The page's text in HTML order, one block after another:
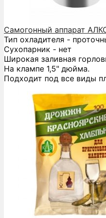
Самогонный аппарат
Тип охладителя -
Сухопарник - нет
Широкая заливная
На клампе 1,5" дюйма.
Подходит под все виды